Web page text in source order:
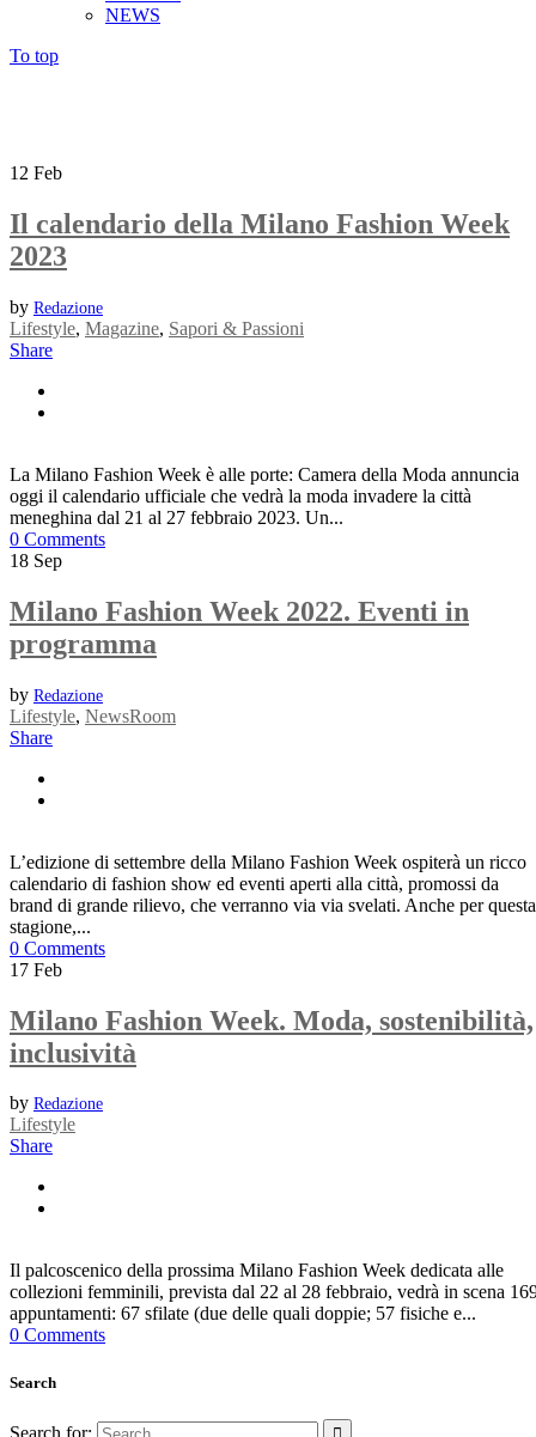
NEWS
To top
12 Feb
Il calendario della Milano Fashion Week
2023
by Redazione
Lifestyle, Magazine, Sapori & Passioni
Share
La Milano Fashion Week è alle porte: Camera della Moda annuncia
oggi il calendario ufficiale che vedrà la moda invadere la città
meneghina dal 21 al 27 febbraio 2023. Un...
0 Comments
18 Sep
Milano Fashion Week 2022. Eventi in
programma
by Redazione
Lifestyle, NewsRoom
Share
L’edizione di settembre della Milano Fashion Week ospiterà un ricco
calendario di fashion show ed eventi aperti alla città, promossi da
brand di grande rilievo, che verranno via via svelati. Anche per questa
stagione,...
0 Comments
17 Feb
Milano Fashion Week. Moda, sostenibilità,
inclusività
by Redazione
Lifestyle
Share
Il palcoscenico della prossima Milano Fashion Week dedicata alle
collezioni femminili, prevista dal 22 al 28 febbraio, vedrà in scena
appuntamenti: 67 sfilate (due delle quali doppie; 57 fisiche e...
0 Comments
Search
Search for: